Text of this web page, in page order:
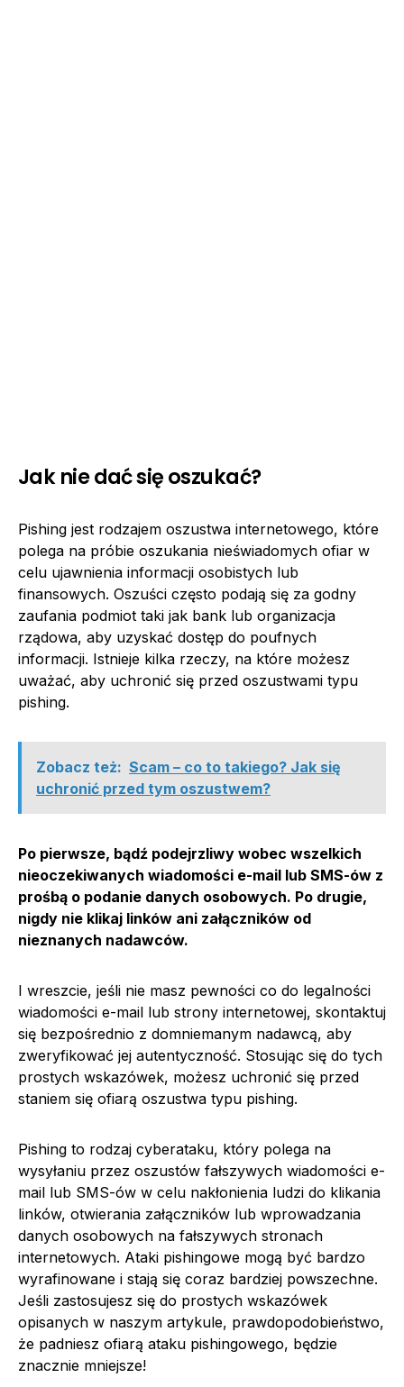
Jak nie dać się oszukać?
Pishing jest rodzajem oszustwa internetowego, które
polega na próbie oszukania nieświadomych ofiar w
celu ujawnienia informacji osobistych lub
finansowych. Oszuści często podają się za godny
zaufania podmiot taki jak bank lub organizacja
rządowa, aby uzyskać dostęp do poufnych
informacji. Istnieje kilka rzeczy, na które możesz
uważać, aby uchronić się przed oszustwami typu
pishing.
Zobacz też: Scam – co to takiego? Jak się
uchronić przed tym oszustwem?
Po pierwsze, bądź podejrzliwy wobec wszelkich
nieoczekiwanych wiadomości e-mail lub SMS-ów z
prośbą o podanie danych osobowych. Po drugie,
nigdy nie klikaj linków ani załączników od
nieznanych nadawców.
I wreszcie, jeśli nie masz pewności co do legalności
wiadomości e-mail lub strony internetowej, skontaktuj
się bezpośrednio z domniemanym nadawcą, aby
zweryfikować jej autentyczność. Stosując się do tych
prostych wskazówek, możesz uchronić się przed
staniem się ofiarą oszustwa typu pishing.
Pishing to rodzaj cyberataku, który polega na
wysyłaniu przez oszustów fałszywych wiadomości e-
mail lub SMS-ów w celu nakłonienia ludzi do klikania
linków, otwierania załączników lub wprowadzania
danych osobowych na fałszywych stronach
internetowych. Ataki pishingowe mogą być bardzo
wyrafinowane i stają się coraz bardziej powszechne.
Jeśli zastosujesz się do prostych wskazówek
opisanych w naszym artykule, prawdopodobieństwo,
że padniesz ofiarą ataku pishingowego, będzie
znacznie mniejsze!